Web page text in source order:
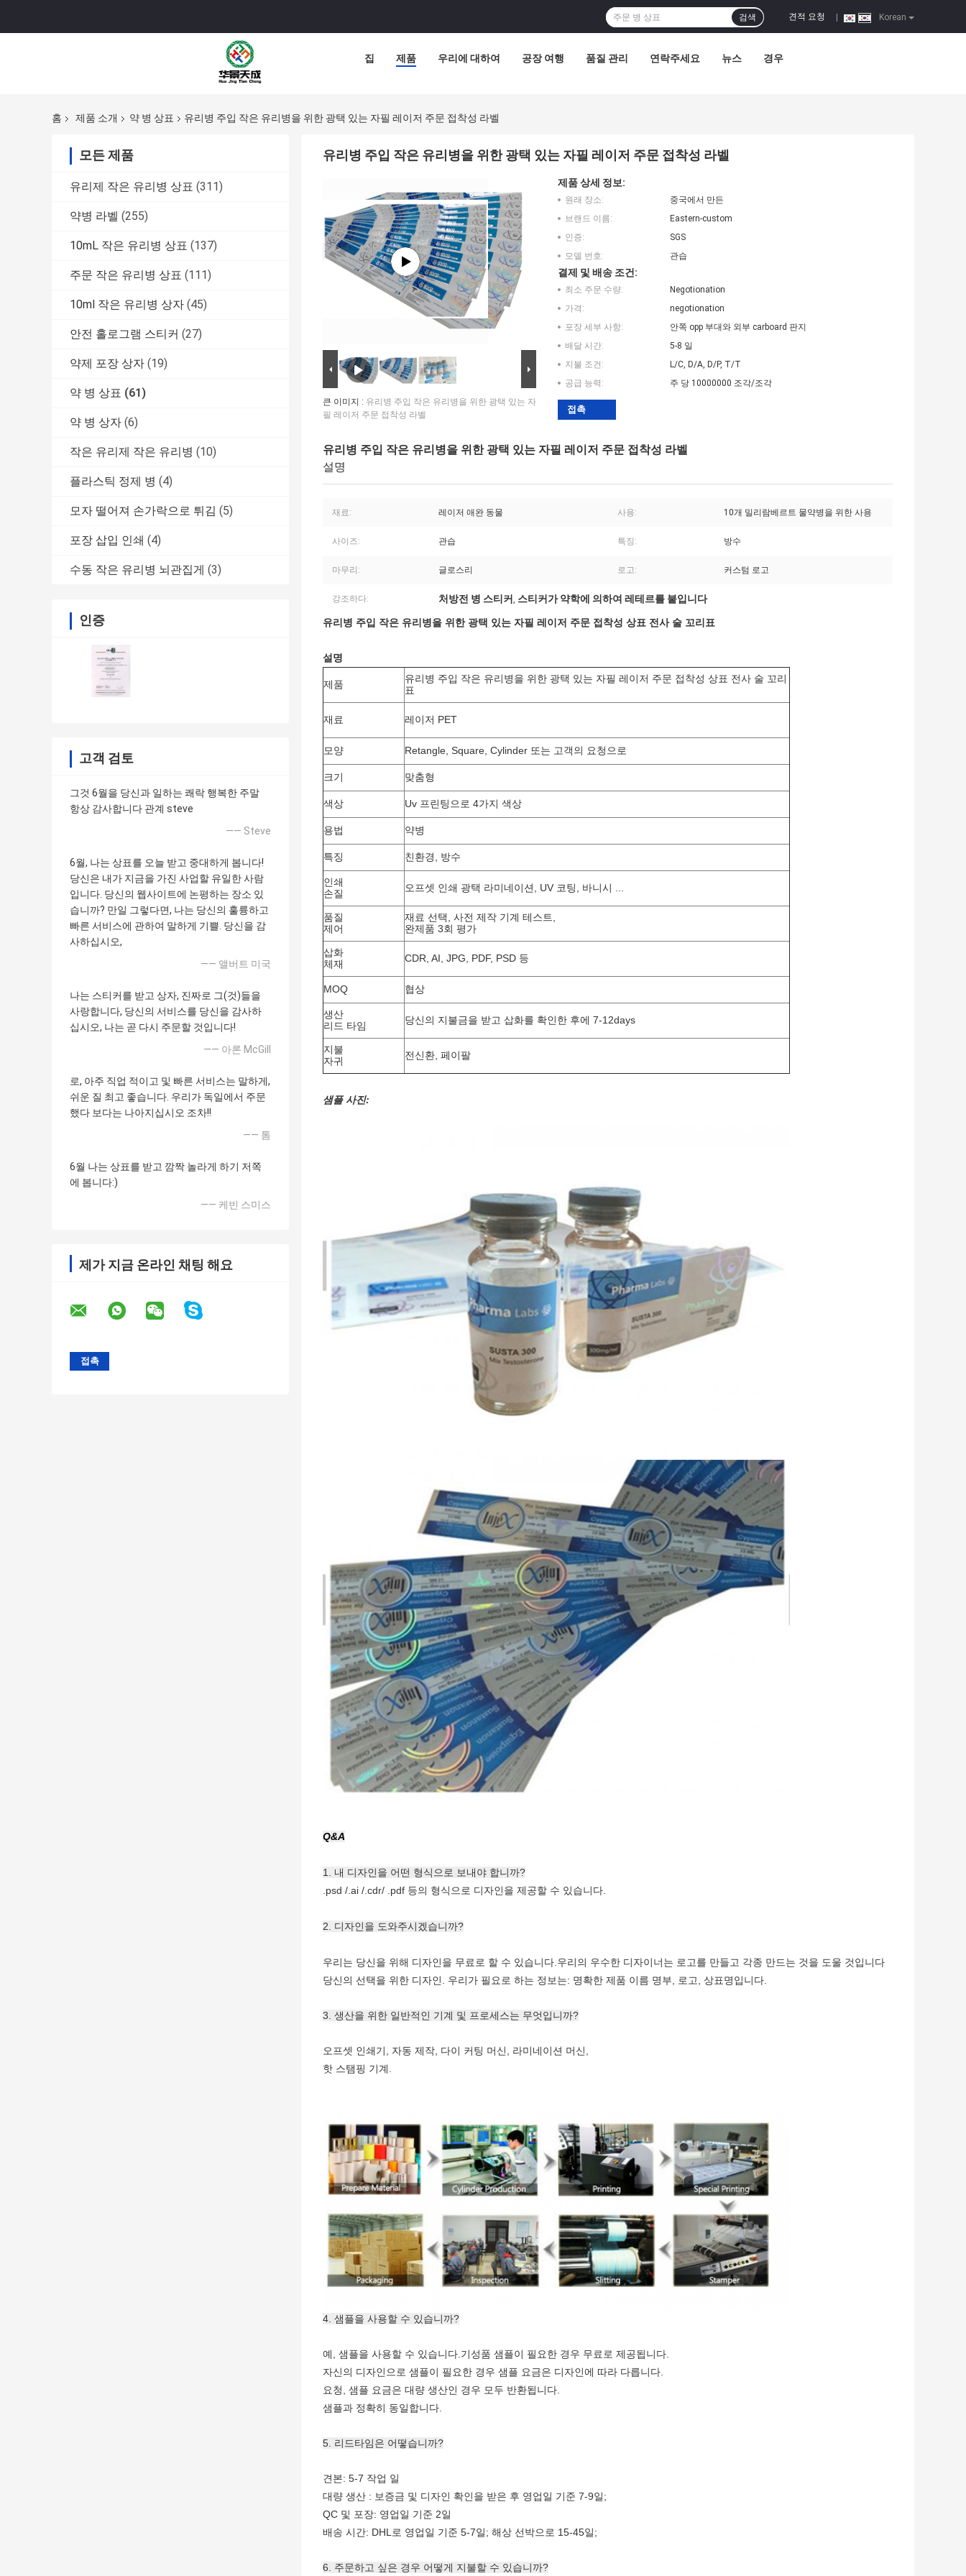
Korean
견적 요청
검색
집 제품 우리에 대하여 공장 여행 품질 관리 연락주세요 뉴스 경우
홈 제품 소개 약 병 상표 유리병 주입 작은 유리병을 위한 광택 있는 자필 레이저 주문 접착성 라벨
모든 제품
유리제 작은 유리병 상표 (311)
약병 라벨 (255)
10mL 작은 유리병 상표 (137)
주문 작은 유리병 상표 (111)
10ml 작은 유리병 상자 (45)
안전 홀로그램 스티커 (27)
약제 포장 상자 (19)
약 병 상표 (61)
약 병 상자 (6)
작은 유리제 작은 유리병 (10)
플라스틱 정제 병 (4)
모자 떨어져 손가락으로 튀김 (5)
포장 삽입 인쇄 (4)
수동 작은 유리병 뇌관집게 (3)
인증
고객 검토
그것 6월을 당신과 일하는 쾌락 행복한 주말
항상 감사합니다 관계 steve
—— Steve
6월, 나는 상표를 오늘 받고 중대하게 봅니다!
당신은 내가 지금을 가진 사업할 유일한 사람
입니다. 당신의 웹사이트에 논평하는 장소 있
습니까? 만일 그렇다면, 나는 당신의 훌륭하고
빠른 서비스에 관하여 말하게 기쁠. 당신을 감
사하십시오,
—— 앨버트 미국
나는 스티커를 받고 상자, 진짜로 그(것)들을
사랑합니다, 당신의 서비스를 당신을 감사하
십시오, 나는 곧 다시 주문할 것입니다!
—— 아론 McGill
로, 아주 직업 적이고 및 빠른 서비스는 말하게,
쉬운 질 최고 좋습니다. 우리가 독일에서 주문
했다 보다는 나아지십시오 조차!!
—— 톰
6월 나는 상표를 받고 깜짝 놀라게 하기 저쪽
에 봅니다:)
—— 케빈 스미스
제가 지금 온라인 채팅 해요
유리병 주입 작은 유리병을 위한 광택 있는 자필 레이저 주문 접착성 라벨
큰 이미지 : 유리병 주입 작은 유리병을 위한 광택 있는 자
필 레이저 주문 접착성 라벨
제품 상세 정보:
원래 장소:
중국에서 만든
브랜드 이름:
Eastern-custom
인증:
SGS
모델 번호:
관습
결제 및 배송 조건:
최소 주문 수량:
Negotionation
가격:
negotionation
포장 세부 사항:
안쪽 opp 부대와 외부 carboard 판지
배달 시간:
5-8 일
지불 조건:
L/C, D/A, D/P, T/T
공급 능력:
주 당 10000000 조각/조각
접촉
유리병 주입 작은 유리병을 위한 광택 있는 자필 레이저 주문 접착성 라벨
설명
재료: 레이저 애완 동물 사용: 10개 밀리람베르트 물약병을 위한 사용
사이즈: 관습 특징: 방수
마무리: 글로스리 로고: 커스텀 로고
강조하다: 처방전 병 스티커 , 스티커가 약학에 의하여 레테르를 붙입니다
유리병 주입 작은 유리병을 위한 광택 있는 자필 레이저 주문 접착성 상표 전사 술 꼬리표
설명
제품
유리병 주입 작은 유리병을 위한 광택 있는 자필 레이저 주문 접착성 상표 전사 술 꼬리
표
재료 레이저 PET
모양 Retangle, Square, Cylinder 또는 고객의 요청으로
크기 맞춤형
색상 Uv 프린팅으로 4가지 색상
용법 약병
특징 친환경, 방수
인쇄
손질
오프셋 인쇄 광택 라미네이션, UV 코팅, 바니시 ...
품질
제어
재료 선택, 사전 제작 기계 테스트,
완제품 3회 평가
삽화
체재
CDR, AI, JPG, PDF, PSD 등
MOQ 협상
생산
리드 타임
당신의 지불금을 받고 삽화를 확인한 후에 7-12days
지불
자귀
전신환, 페이팔
샘플 사진:
Q&A
1. 내 디자인을 어떤 형식으로 보내야 합니까?
.psd /.ai /.cdr/ .pdf 등의 형식으로 디자인을 제공할 수 있습니다.
2. 디자인을 도와주시겠습니까?
우리는 당신을 위해 디자인을 무료로 할 수 있습니다.우리의 우수한 디자이너는 로고를 만들고 각종 만드는 것을 도울 것입니다
당신의 선택을 위한 디자인. 우리가 필요로 하는 정보는: 명확한 제품 이름 명부, 로고, 상표명입니다.
3. 생산을 위한 일반적인 기계 및 프로세스는 무엇입니까?
오프셋 인쇄기, 자동 제작, 다이 커팅 머신, 라미네이션 머신,
핫 스탬핑 기계.
4. 샘플을 사용할 수 있습니까?
예, 샘플을 사용할 수 있습니다.기성품 샘플이 필요한 경우 무료로 제공됩니다.
자신의 디자인으로 샘플이 필요한 경우 샘플 요금은 디자인에 따라 다릅니다.
요청, 샘플 요금은 대량 생산인 경우 모두 반환됩니다.
샘플과 정확히 동일합니다.
5. 리드타임은 어떻습니까?
견본: 5-7 작업 일
대량 생산 : 보증금 및 디자인 확인을 받은 후 영업일 기준 7-9일;
QC 및 포장: 영업일 기준 2일
배송 시간: DHL로 영업일 기준 5-7일; 해상 선박으로 15-45일;
6. 주문하고 싶은 경우 어떻게 지불할 수 있습니까?